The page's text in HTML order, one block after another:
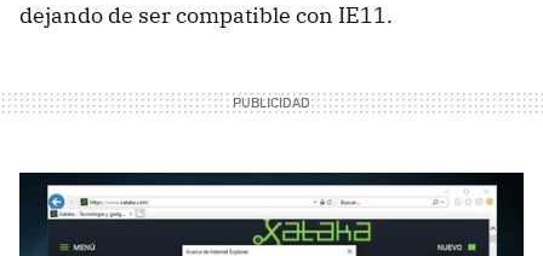
dejando de ser compatible con IE11.